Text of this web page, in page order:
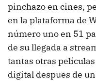
pinchazo en cines,
en la plataforma de
número uno en 51
de su llegada a
tantas otras
digital despues de